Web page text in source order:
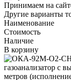
Принимаем на
Другие варианты
Наименование
Стоимость
Наличие
В корзину